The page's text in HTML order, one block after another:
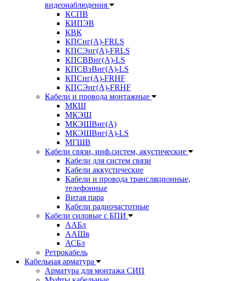
видеонаблюдения
КСПВ
КИПЭВ
КВК
КПСнг(А)-FRLS
КПСЭнг(А)-FRLS
КПСВВнг(А)-LS
КПСВэВнг(А)-LS
КПСнг(А)-FRHF
КПСЭнг(А)-FRHF
Кабели и провода монтажные
МКШ
МКЭШ
МКЭШВнг(А)
МКЭШВнг(А)-LS
МГШВ
Кабели связи, инф.систем, акустические
Кабели для систем связи
Кабели аккустические
Кабели и провода трансляционные,
телефонные
Витая пара
Кабели радиочастотные
Кабели силовые с БПИ
ААБл
ААШв
АСБл
Ретрокабель
Кабельная арматура
Арматура для монтажа СИП